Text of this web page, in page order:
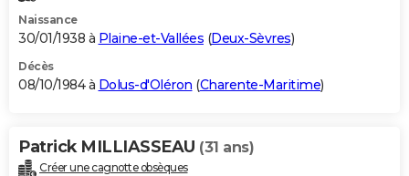
Naissance
30/01/1938 à Plaine-et-Vallées (Deux-Sèvres)
Décès
08/10/1984 à Dolus-d'Oléron (Charente-Maritime)
Patrick MILLIASSEAU (31 ans)
Créer une cagnotte obsèques